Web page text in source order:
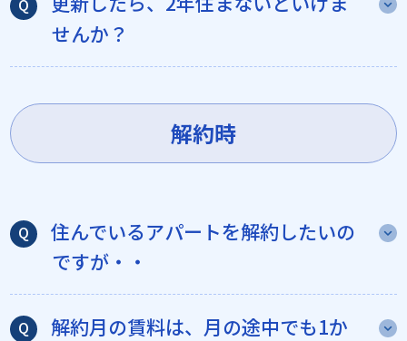
せんか？
解約時
住んでいるアパートを解約したいの
ですが・・
解約月の賃料は、月の途中でも1か